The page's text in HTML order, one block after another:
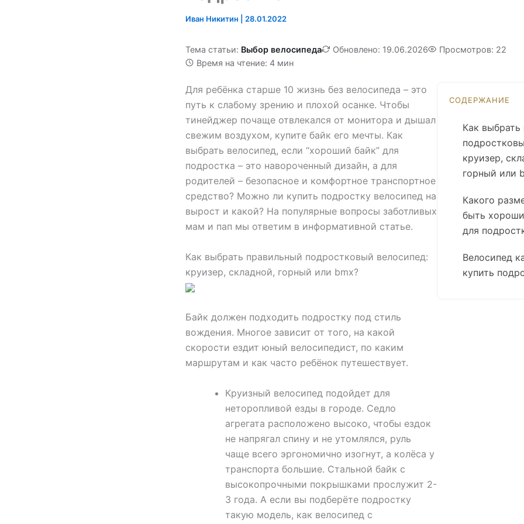
Иван Никитин 28.01.2022
Тема статьи: Выбор велосипеда Обновлено: 19.06.2026
Просмотров: 22
Время на чтение: 4 мин
Для ребёнка старше 10 жизнь без велосипеда – это
путь к слабому зрению и плохой осанке. Чтобы
тинейджер почаще отвлекался от монитора и дышал
свежим воздухом, купите байк его мечты. Как
выбрать велосипед, если “хороший байк” для
подростка – это навороченный дизайн, а для
родителей – безопасное и комфортное транспортное
средство? Можно ли купить подростку велосипед на
вырост и какой? На популярные вопросы заботливых
мам и пап мы ответим в информативной статье.
Как выбрать правильный подростковый велосипед:
круизер, складной, горный или bmx?
Байк должен подходить подростку под стиль
вождения. Многое зависит от того, на какой
скорости ездит юный велосипедист, по каким
маршрутам и как часто ребёнок путешествует.
Круизный велосипед подойдет для
неторопливой езды в городе. Седло
агрегата расположено высоко, чтобы ездок
не напрягал спину и не утомлялся, руль
чаще всего эргономично изогнут, а колёса у
транспорта большие. Стальной байк с
высокопрочными покрышками прослужит 2-
3 года. А если вы подберёте подростку
такую модель, как велосипед с
СОДЕРЖАНИЕ
Как
круизер,
горный или
Какого
быть
для
Велосипед
купить